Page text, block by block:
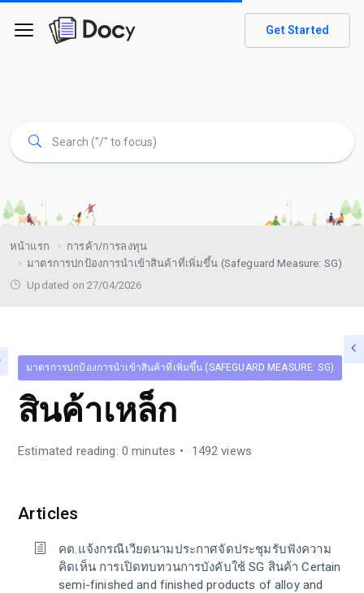
Get Started
หน้าแรก
การค้า/การลงทุน
มาตรการปกป้องการนำเข้าสินค้าที่เพิ่มขึ้น (Safeguard Measure: SG)
Updated on 27/04/2026
มาตรการปกป้องการนำเข้าสินค้าที่เพิ่มขึ้น (SAFEGUARD MEASURE: SG)
สินค้าเหล็ก
Estimated reading: 0 minutes 1492 views
Articles
คต.แจ้งกรณีเวียดนามประกาศจัดประชุมรับฟังความ
คิดเห็น การเปิดทบทวนการบังคับใช้ SG สินค้า Certain
semi-finished and finished products of alloy and